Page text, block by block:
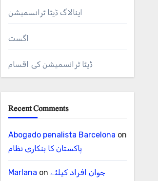
اینالاگ ڈیٹا ٹرانسمیشن
اگست
ڈیٹا ٹرانسمیشن کی اقسام
Recent Comments
Abogado penalista Barcelona on
پاکستان کا بنکاری نظام
Marlana on جوان افراد کیلئے